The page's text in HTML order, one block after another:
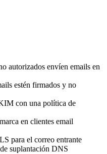
autorizados envíen emails en
estén firmados y no
con una política de
en clientes email
para el correo entrante
suplantación DNS